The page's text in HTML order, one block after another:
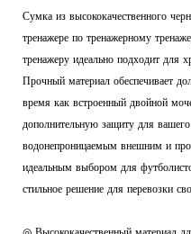
Сумка из высококачественного
тренажере по тренажерному
тренажеру идеально подходит для
Прочный материал обеспечивает
время как встроенный двойной
дополнительную защиту для
водонепроницаемым внешним и
идеальным выбором для
стильное решение для перевозки